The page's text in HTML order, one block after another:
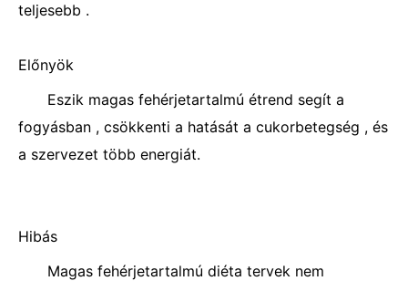
teljesebb .
Előnyök
Eszik magas fehérjetartalmú étrend segít a
fogyásban , csökkenti a hatását a cukorbetegség , és
a szervezet több energiát.
Hibás
Magas fehérjetartalmú diéta tervek nem